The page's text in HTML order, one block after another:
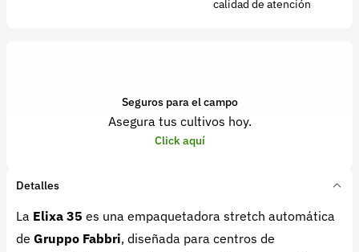
calidad de atención
Seguros para el campo
Asegura tus cultivos hoy.
Click aquí
Detalles
La Elixa 35 es una empaquetadora stretch automática
de Gruppo Fabbri, diseñada para centros de